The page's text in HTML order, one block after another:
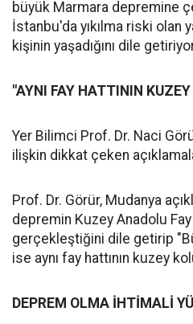
büyük Marmara depremine
İstanbu'da yıkılma riski olan
kişinin yaşadığını dile
"AYNI FAY HATTININ
Yer Bilimci Prof. Dr. Naci
ilişkin dikkat çeken
Prof. Dr. Görür, Mudanya
depremin Kuzey Anadolu
gerçekleştiğini dile getirip
ise aynı fay hattının kuzey
DEPREM OLMA İHTİMALİ